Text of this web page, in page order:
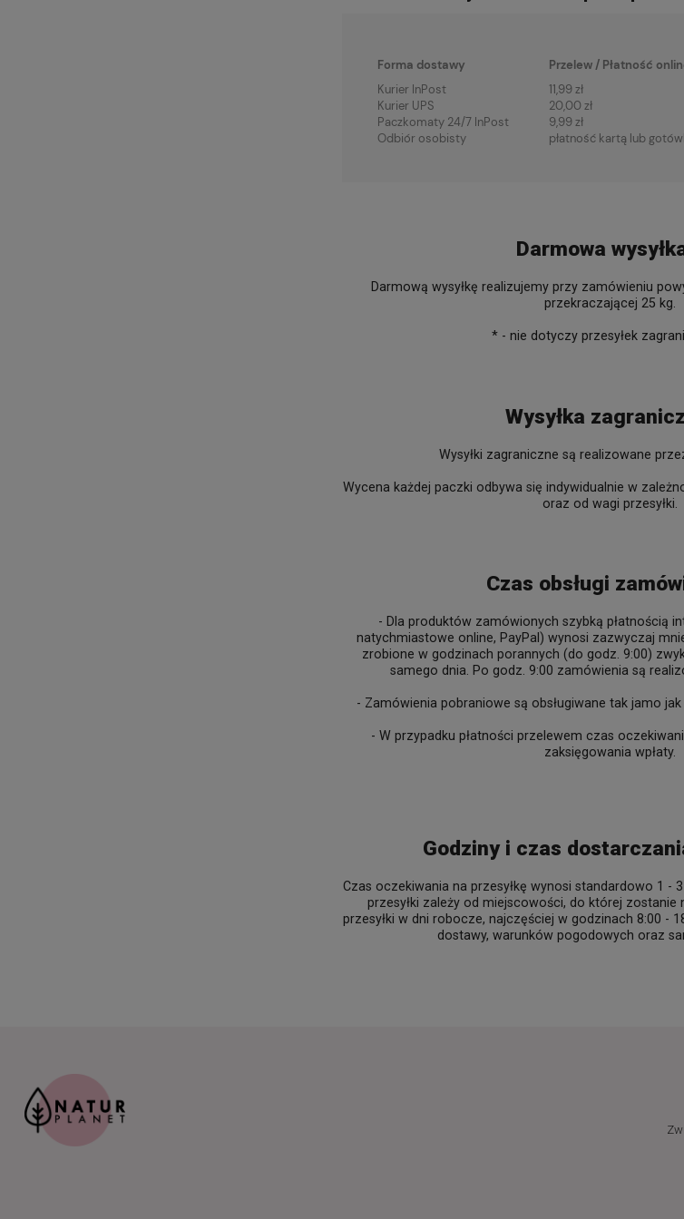
Forma dostawy Przelew / Płatność
Kurier InPost
11,99 zł
Kurier UPS
20,00 zł
Paczkomaty 24/7 InPost
9,99 zł
Odbiór osobisty
płatność kartą lub
Darmowa
Darmową wysyłkę realizujemy przy zamówieniu
przekraczającej 25 kg.
* - nie dotyczy przesyłek
Wysyłka
Wysyłki zagraniczne są realizowane
Wycena każdej paczki odbywa się indywidualnie w
oraz od wagi przesyłki.
Czas obsługi
- Dla produktów zamówionych szybką płatnością
natychmiastowe online, PayPal) wynosi zazwyczaj
zrobione w godzinach porannych (do godz. 9:00)
samego dnia. Po godz. 9:00 zamówienia są
- Zamówienia pobraniowe są obsługiwane tak jamo
- W przypadku płatności przelewem czas
zaksięgowania wpłaty.
Godziny i czas
Czas oczekiwania na przesyłkę wynosi standardowo 1 -
przesyłki zależy od miejscowości, do której zostanie
przesyłki w dni robocze, najczęściej w godzinach 8:00 -
dostawy, warunków pogodowych oraz